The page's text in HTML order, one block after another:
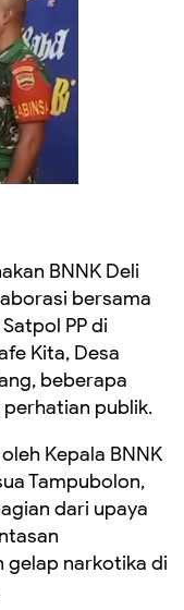
BNNK Deli
bersama
PP di
Kita, Desa
beberapa
publik.
Kepala BNNK
Tampubolon,
dari upaya
gelap narkotika di